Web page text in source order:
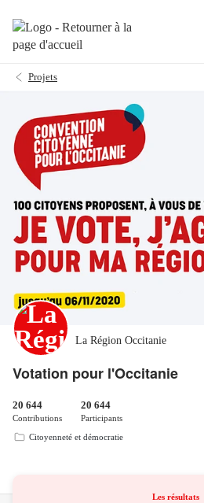
Projets
La Région Occitanie
Votation pour l'Occitanie
20 644
Contributions
20 644
Participants
Citoyenneté et démocratie
Les résultats